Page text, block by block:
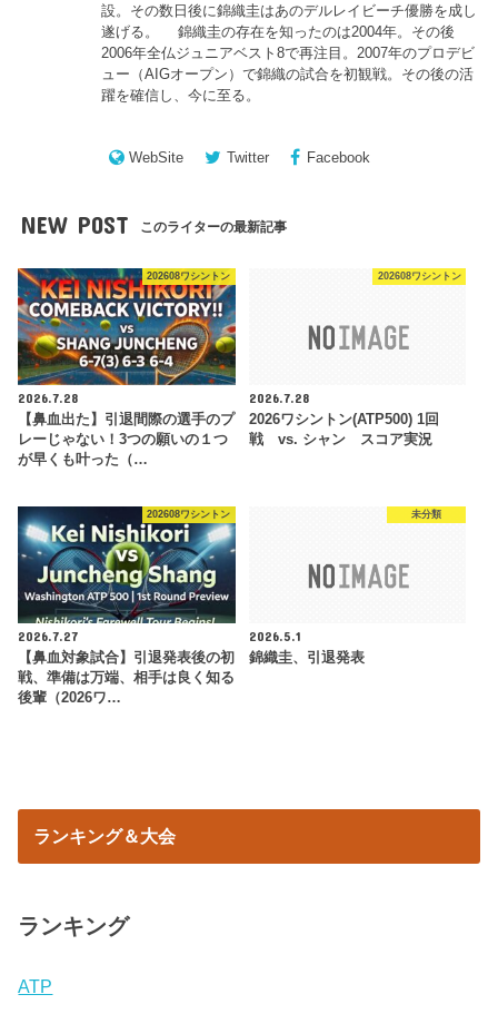
設。その数日後に錦織圭はあのデルレイビーチ優勝を成し
遂げる。 錦織圭の存在を知ったのは2004年。その後
2006年全仏ジュニアベスト8で再注目。2007年のプロデビ
ュー（AIGオープン）で錦織の試合を初観戦。その後の活
躍を確信し、今に至る。
WebSite Twitter Facebook
NEW POST このライターの最新記事
202608ワシントン
2026.7.28
【鼻血出た】引退間際の選手のプ
レーじゃない！3つの願いの１つ
が早くも叶った（…
202608ワシントン
2026.7.28
2026ワシントン(ATP500) 1回
戦 vs. シャン スコア実況
202608ワシントン
2026.7.27
【鼻血対象試合】引退発表後の初
戦、準備は万端、相手は良く知る
後輩（2026ワ…
未分類
2026.5.1
錦織圭、引退発表
ランキング＆大会
ランキング
ATP